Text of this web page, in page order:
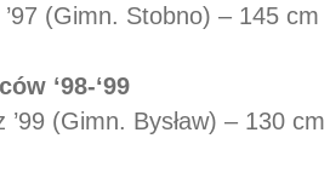
(Gimn. Stobno) – 145 cm
‘98-‘99
(Gimn. Bysław) – 130 cm